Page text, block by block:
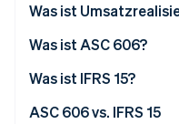
Stripe-
Jetzt
Was ist
Was ist ASC 606?
Was ist IFRS 15?
ASC 606 vs. IFRS 15